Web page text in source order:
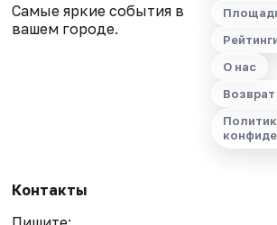
Самые яркие события в
вашем городе.
О нас
Контакты